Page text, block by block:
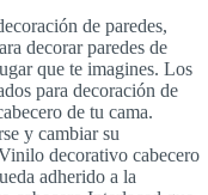
de paredes,
decorar paredes de
que te imagines. Los
para decoración de
de tu cama.
y cambiar su
decorativo cabecero
adherido a la